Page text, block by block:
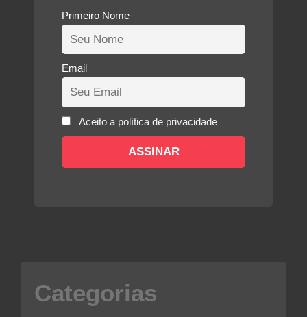
Primeiro Nome
Email
Aceito a política de privacidade
Categorias